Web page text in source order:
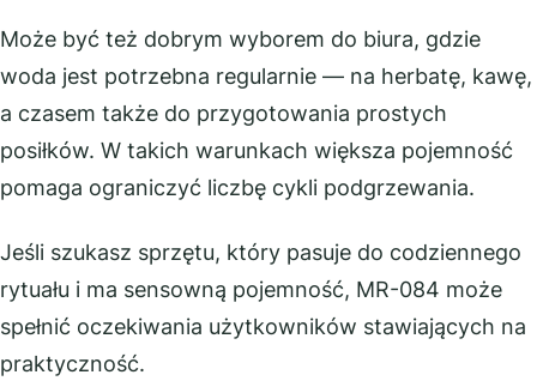
Może być też dobrym wyborem do biura, gdzie
woda jest potrzebna regularnie — na herbatę, kawę,
a czasem także do przygotowania prostych
posiłków. W takich warunkach większa pojemność
pomaga ograniczyć liczbę cykli podgrzewania.
Jeśli szukasz sprzętu, który pasuje do codziennego
rytuału i ma sensowną pojemność, MR-084 może
spełnić oczekiwania użytkowników stawiających na
praktyczność.